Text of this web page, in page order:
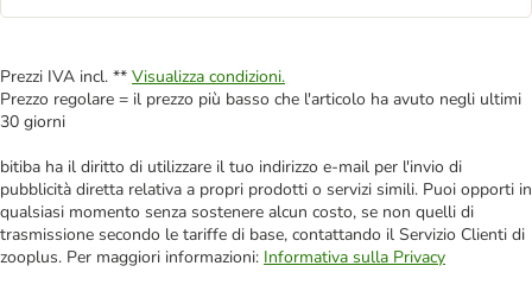
Prezzi IVA incl. ** Visualizza condizioni.
Prezzo regolare = il prezzo più basso che l'articolo ha avuto negli ultimi
30 giorni
bitiba ha il diritto di utilizzare il tuo indirizzo e-mail per l'invio di
pubblicità diretta relativa a propri prodotti o servizi simili. Puoi opporti in
qualsiasi momento senza sostenere alcun costo, se non quelli di
trasmissione secondo le tariffe di base, contattando il Servizio Clienti di
zooplus. Per maggiori informazioni: Informativa sulla Privacy